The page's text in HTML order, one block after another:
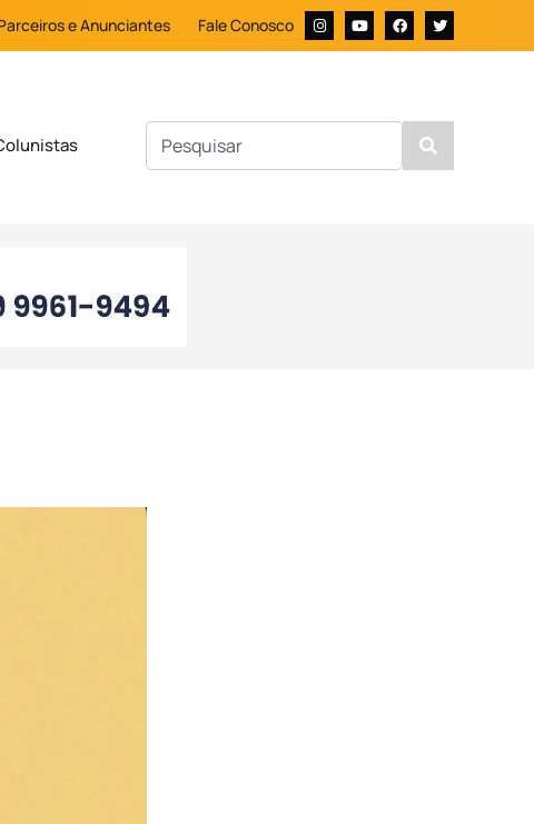
e Anunciantes Fale Conosco